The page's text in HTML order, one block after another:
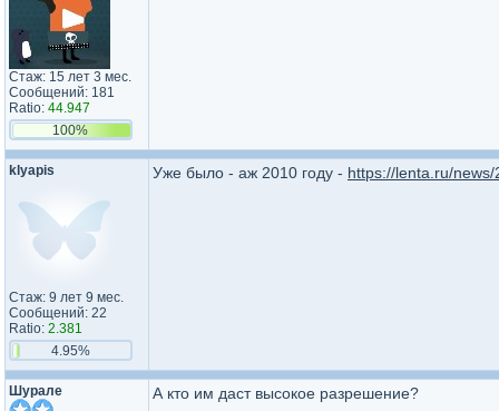
Стаж: 15 лет 3 мес.
Сообщений: 181
Ratio: 44.947
100%
klyapis
Стаж: 9 лет 9 мес.
Сообщений: 22
Ratio: 2.381
4.95%
Уже было - аж 2010 году - https://lenta.ru/
Шурале А кто им даст высокое разрешение?